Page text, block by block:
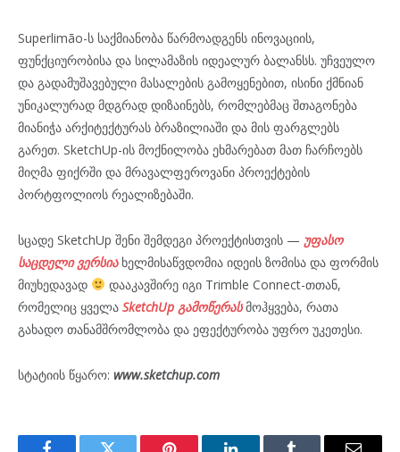
Superlimão-ს საქმიანობა წარმოადგენს ინოვაციის,
ფუნქციურობისა და სილამაზის იდეალურ ბალანსს. უჩვეულო
და გადამუშავებული მასალების გამოყენებით, ისინი ქმნიან
უნიკალურად მდგრად დიზაინებს, რომლებმაც შთაგონება
მიანიჭა არქიტექტურას ბრაზილიაში და მის ფარგლებს
გარეთ. SketchUp-ის მოქნილობა ეხმარებათ მათ ჩარჩოებს
მიღმა ფიქრში და მრავალფეროვანი პროექტების
პორტფოლიოს რეალიზებაში.
სცადე SketchUp შენი შემდეგი პროექტისთვის — უფასო
საცდელი ვერსიახელმისაწვდომია იდეის ზომისა და ფორმის
მიუხედავად
დააკავშირე იგი Trimble Connect-თთან,
რომელიც ყველა SketchUp გამოწერასმოჰყვება, რათა
გახადო თანამშრომლობა და ეფექტურობა უფრო უკეთესი.
სტატიის წყარო: www.sketchup.com